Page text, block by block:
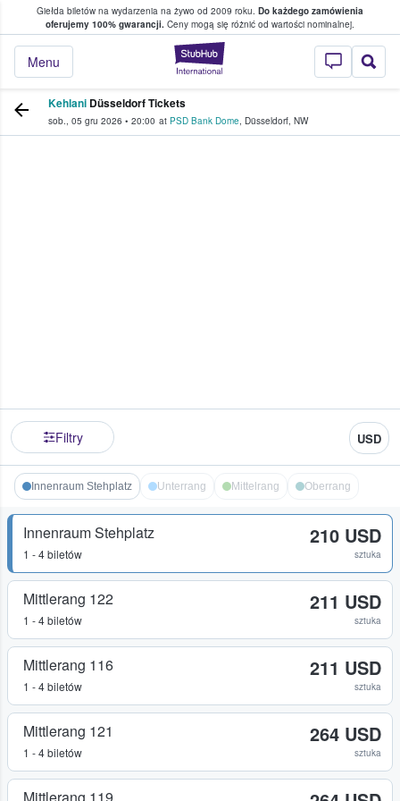
Giełda biletów na wydarzenia na żywo od 2009 roku. Do każdego zamówienia
oferujemy 100% gwarancji. Ceny mogą się różnić od wartości nominalnej.
StubHub —
Menu
w którym fani i kibice kupują i
Kehlani Düsseldorf Tickets
sob., 05 gru 2026 • 20:00 at PSD Bank Dome, Düsseldorf, NW
Filtry USD
Innenraum Stehplatz Unterrang Mittelrang Oberrang
Innenraum Stehplatz
1 - 4 biletów
210 USD
sztuka
Mittlerang 122
1 - 4 biletów
211 USD
sztuka
Mittlerang 116
1 - 4 biletów
211 USD
sztuka
Mittlerang 121
1 - 4 biletów
264 USD
sztuka